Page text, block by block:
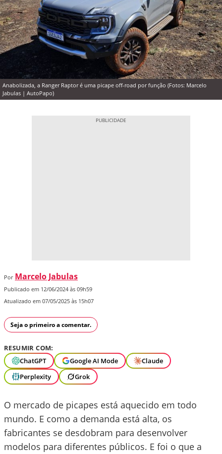
Anabolizada, a Ranger Raptor é uma picape off-road por função (Fotos: Marcelo
Jabulas | AutoPapo)
Por Marcelo Jabulas
Publicado em 12/06/2024 às 09h59
Atualizado em 07/05/2025 às 15h07
Seja o primeiro a comentar.
RESUMIR COM:
ChatGPT
Google AI Mode
Claude
Perplexity
Grok
O mercado de picapes está aquecido em todo
mundo. E como a demanda está alta, os
fabricantes se desdobram para desenvolver
modelos para diferentes públicos. E foi o que a